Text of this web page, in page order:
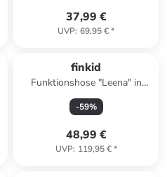
37,99 €
UVP: 69,95 €*
finkid
Funktionshose "Leena" in
Dunkelblau
-59%
48,99 €
UVP: 119,95 €*